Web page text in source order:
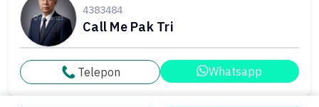
4383484
Call Me Pak Tri
Telepon Whatsapp